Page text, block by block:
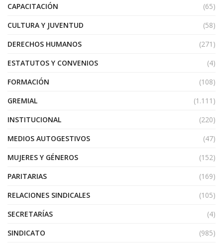
CAPACITACIÓN
(65)
CULTURA Y JUVENTUD
(58)
DERECHOS HUMANOS
(271)
ESTATUTOS Y CONVENIOS
(4)
FORMACIÓN
(108)
GREMIAL
(1.111)
INSTITUCIONAL
(220)
MEDIOS AUTOGESTIVOS
(47)
MUJERES Y GÉNEROS
(152)
PARITARIAS
(169)
RELACIONES SINDICALES
(105)
SECRETARÍAS
(4)
SINDICATO
(985)